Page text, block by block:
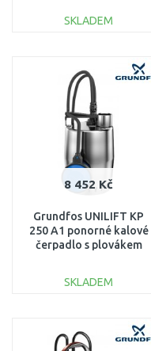
SKLADEM
Porovnat
8 452 Kč
Grundfos UNILIFT KP
250 A1 ponorné kalové
čerpadlo s plovákem
SKLADEM
Porovnat